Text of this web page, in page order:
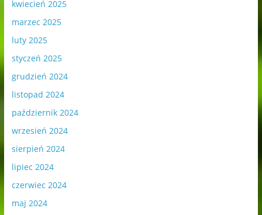
kwiecień 2025
marzec 2025
luty 2025
styczeń 2025
grudzień 2024
listopad 2024
październik 2024
wrzesień 2024
sierpień 2024
lipiec 2024
czerwiec 2024
maj 2024